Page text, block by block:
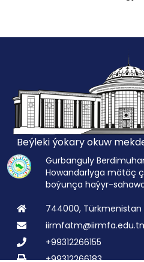
Beýleki ýokary okuw
Gurbanguly
Howandarlyga mätäç
boýunça haýyr-
744000, Türkmenistan
+99312266155
+99312266183